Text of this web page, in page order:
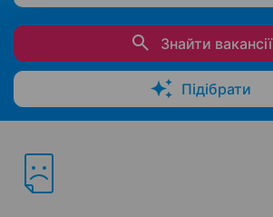
Знайти вакансії
Підібрати